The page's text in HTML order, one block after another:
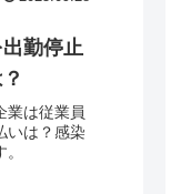
勤停止
業は従業員
いは？感染